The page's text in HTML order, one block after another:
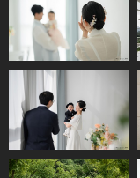
시그니처파티플레
이스(금정)
시그니처파티플레
이스(금정)